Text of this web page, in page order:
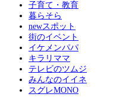
子育て・教育
暮らそら
newスポット
街のイベント
イケメンパパ
キラリママ
テレビのツムジ
みんなのイイネ
スグレMONO